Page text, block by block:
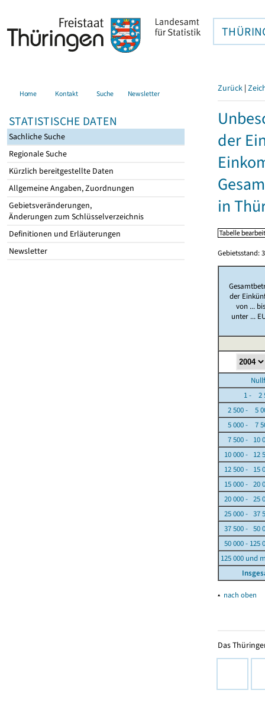
Home Kontakt Suche Newsletter
STATISTISCHE DATEN
Sachliche Suche
Regionale Suche
Kürzlich bereitgestellte Daten
Allgemeine Angaben, Zuordnungen
Gebietsveränderungen,
Änderungen zum Schlüsselverzeichnis
Definitionen und Erläuterungen
Newsletter
Zurück |
der
in
Gebietsstand:
der
von ...
unter ...
1 - 2
2 500 - 5
5 000 - 7
7 500 - 10
10 000 - 12
12 500 - 15
15 000 - 20
20 000 - 25
25 000 - 37
37 500 - 50
50 000 - 125
125 000 und
▴ nach oben
Das